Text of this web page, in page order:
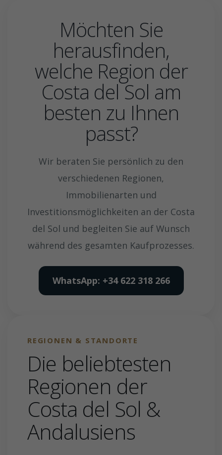
Möchten Sie
herausfinden,
welche Region der
Costa del Sol am
besten zu Ihnen
passt?
Wir beraten Sie persönlich zu den
verschiedenen Regionen,
Immobilienarten und
Investitionsmöglichkeiten an der Costa
del Sol und begleiten Sie auf Wunsch
während des gesamten Kaufprozesses.
WhatsApp: +34 622 318 266
REGIONEN & STANDORTE
Die beliebtesten
Regionen der
Costa del Sol &
Andalusiens